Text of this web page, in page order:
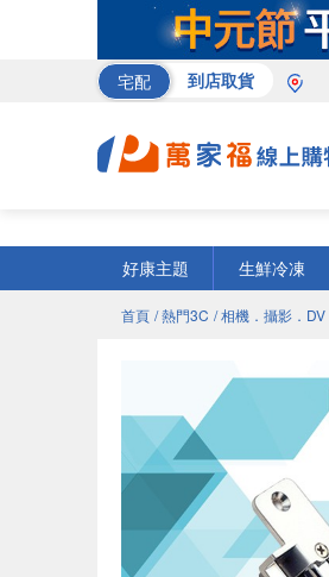
宅配 到店取貨
好康主題
生鮮冷凍
首頁 / 熱門3C / 相機．攝影．DV